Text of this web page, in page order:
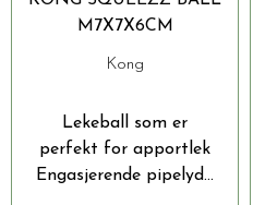
M7X7X6CM
Kong
Lekeball som er
perfekt for apportlek
Engasjerende pipelyd...